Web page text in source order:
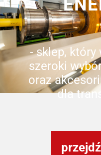
- sklep,
szeroki
oraz
dla